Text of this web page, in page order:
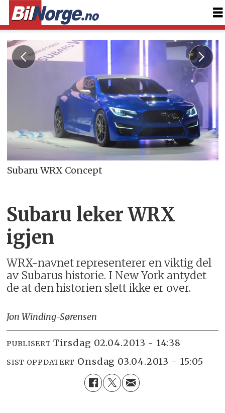
Subaru WRX Concept
Subaru leker WRX
igjen
WRX-navnet representerer en viktig del
av Subarus historie. I New York antydet
de at den historien slett ikke er over.
Jon Winding-Sørensen
PUBLISERT tirsdag 02.04.2013 - 14:38
SIST OPPDATERT onsdag 03.04.2013 - 15:05